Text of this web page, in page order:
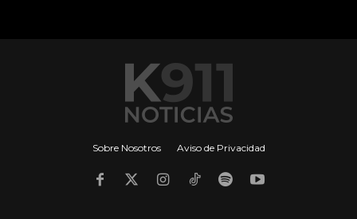
Sobre Nosotros Aviso de Privacidad